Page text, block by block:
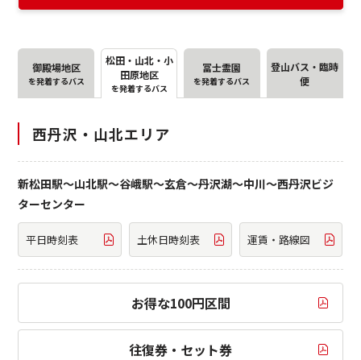
御殿場地区
を発着するバス
松田・山北・小
田原地区
を発着するバス
冨士霊園
を発着するバス
登山バス・臨時
便
西丹沢・山北エリア
新松田駅～山北駅～谷峨駅～玄倉～丹沢湖～中川～西丹沢ビジ
ターセンター
平日時刻表 土休日時刻表 運賃・路線図
お得な100円区間
往復券・セット券